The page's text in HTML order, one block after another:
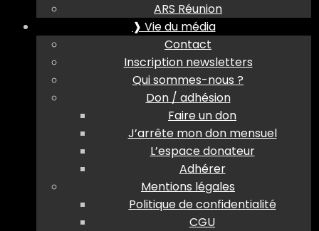
ARS Réunion
❱ Vie du média
Contact
Inscription newsletters
Qui sommes-nous ?
Don / adhésion
Faire un don
J’arrête mon don mensuel
L’espace donateur
Adhérer
Mentions légales
Politique de confidentialité
CGU